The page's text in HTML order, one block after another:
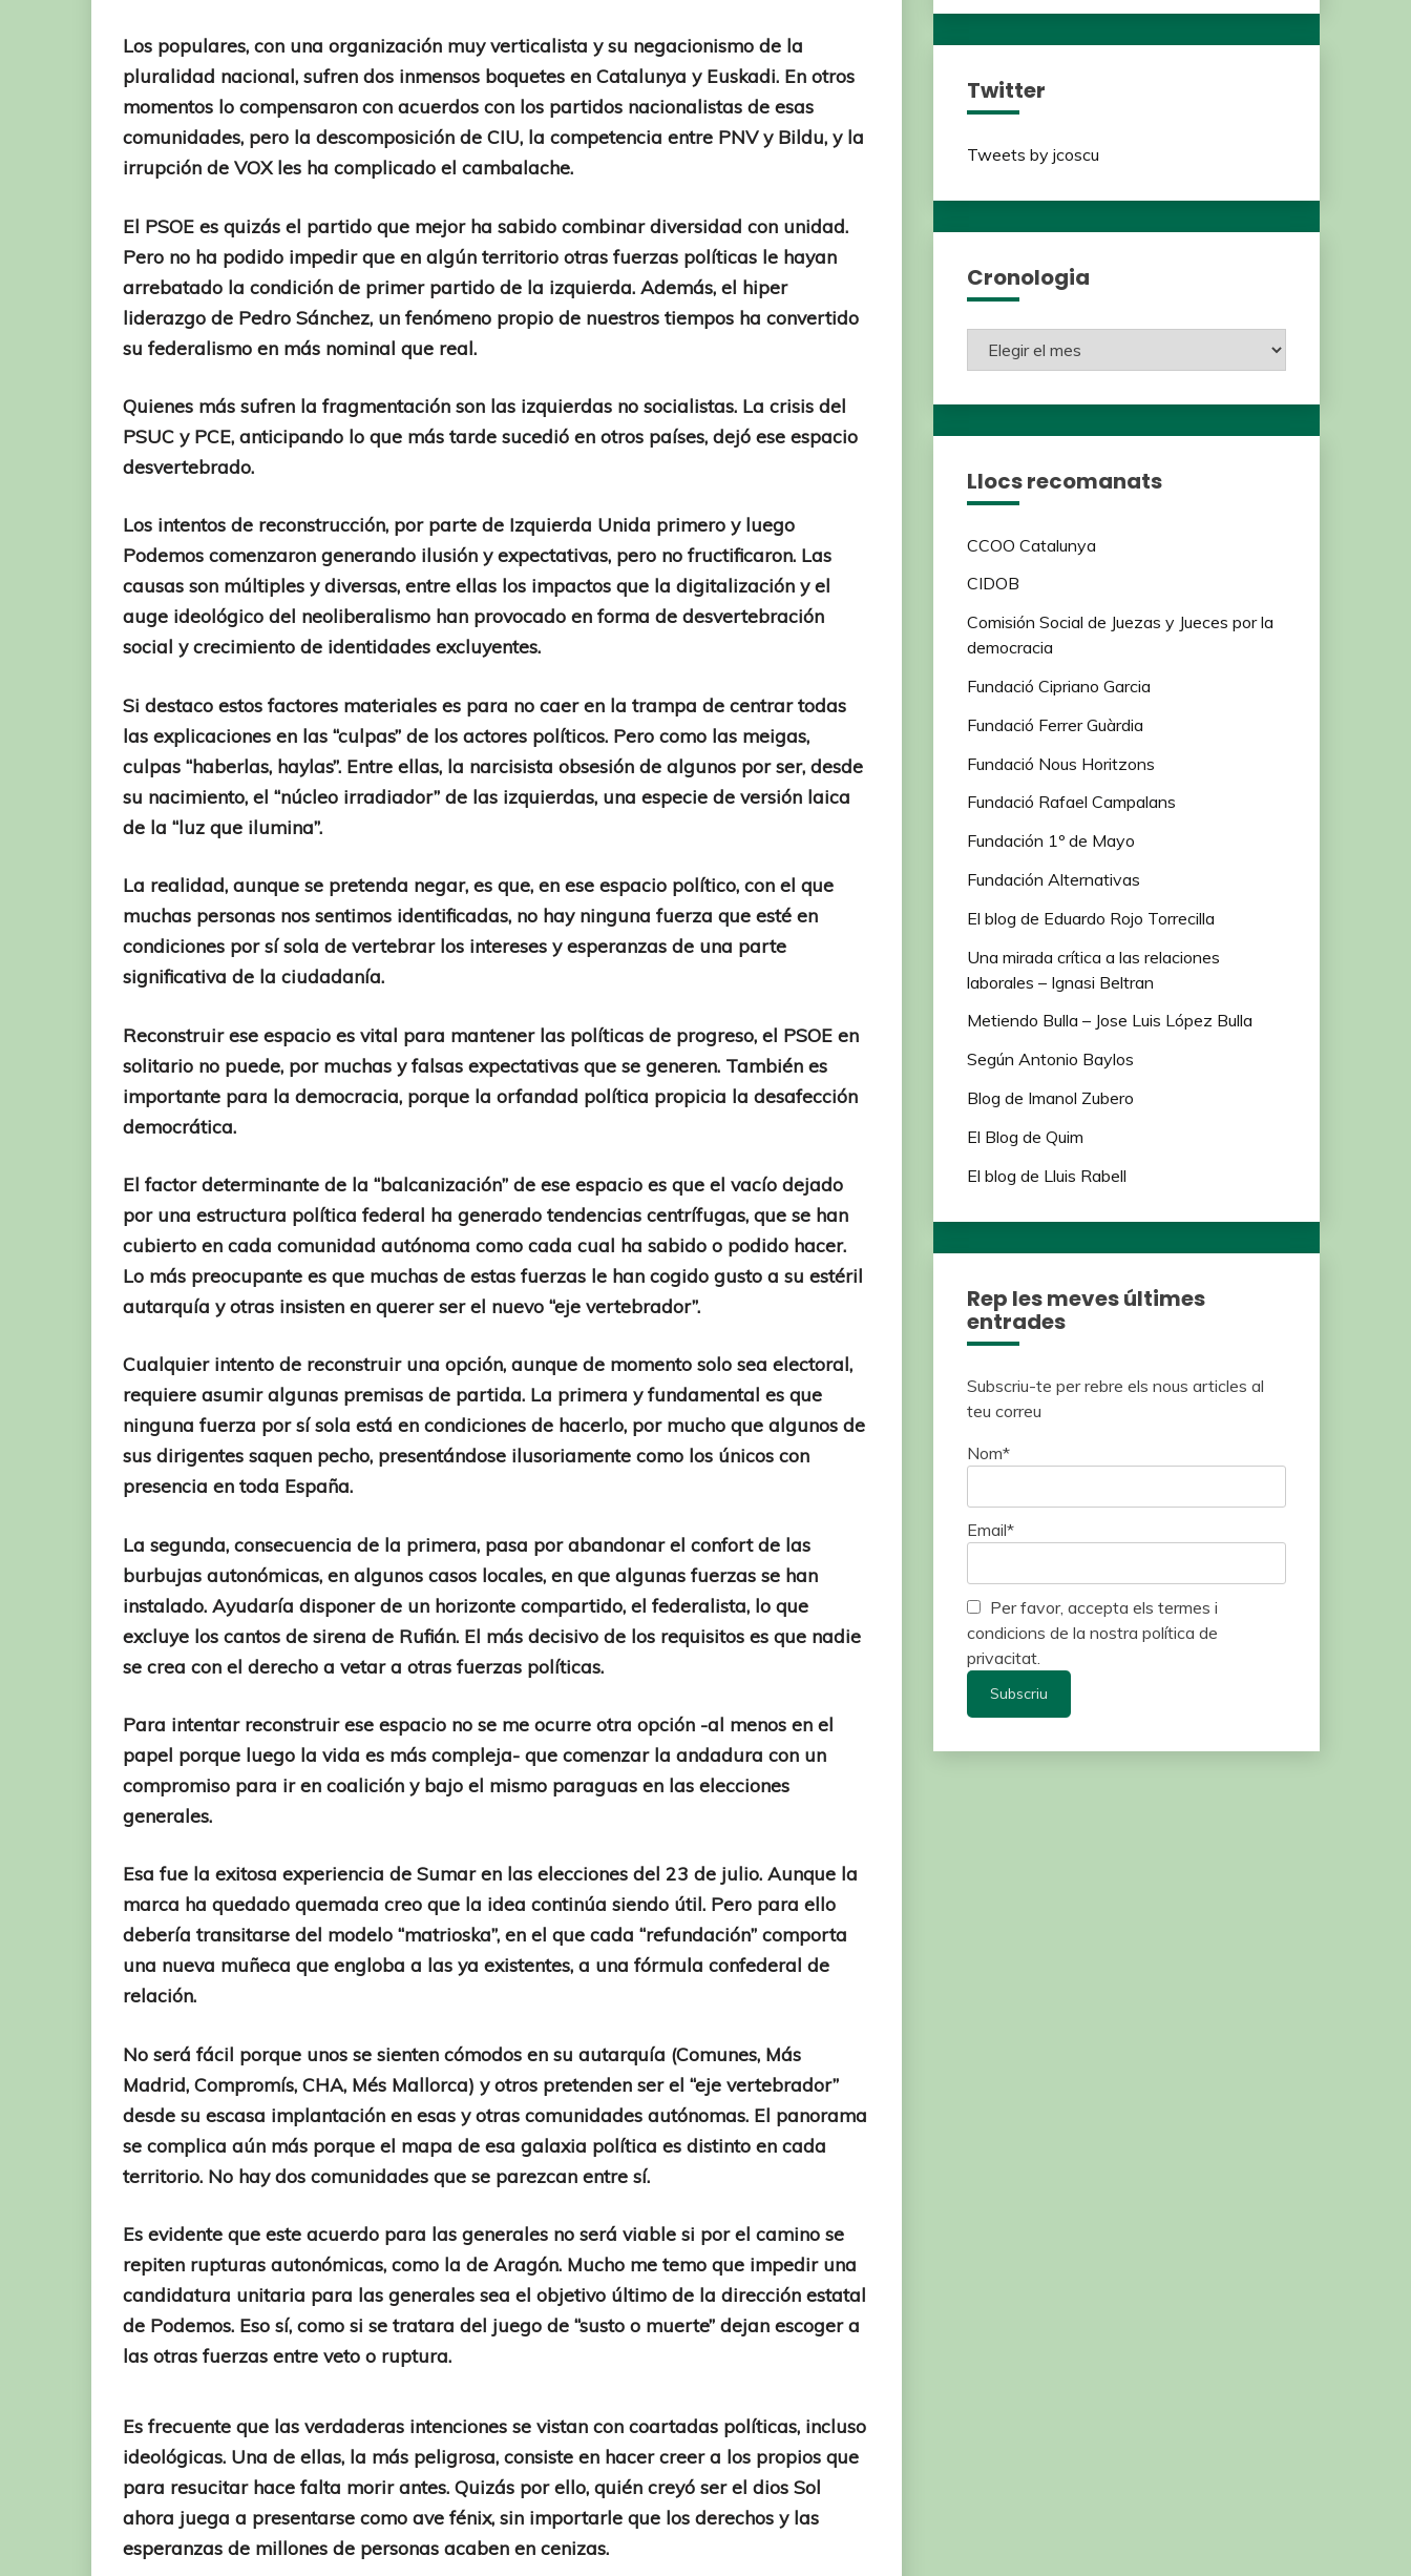
Los populares, con una organización muy verticalista y su negacionismo de la
pluralidad nacional, sufren dos inmensos boquetes en Catalunya y Euskadi. En otros
momentos lo compensaron con acuerdos con los partidos nacionalistas de esas
comunidades, pero la descomposición de CIU, la competencia entre PNV y Bildu, y la
irrupción de VOX les ha complicado el cambalache.
El PSOE es quizás el partido que mejor ha sabido combinar diversidad con unidad.
Pero no ha podido impedir que en algún territorio otras fuerzas políticas le hayan
arrebatado la condición de primer partido de la izquierda. Además, el hiper
liderazgo de Pedro Sánchez, un fenómeno propio de nuestros tiempos ha convertido
su federalismo en más nominal que real.
Quienes más sufren la fragmentación son las izquierdas no socialistas. La crisis del
PSUC y PCE, anticipando lo que más tarde sucedió en otros países, dejó ese espacio
desvertebrado.
Los intentos de reconstrucción, por parte de Izquierda Unida primero y luego
Podemos comenzaron generando ilusión y expectativas, pero no fructificaron. Las
causas son múltiples y diversas, entre ellas los impactos que la digitalización y el
auge ideológico del neoliberalismo han provocado en forma de desvertebración
social y crecimiento de identidades excluyentes.
Si destaco estos factores materiales es para no caer en la trampa de centrar todas
las explicaciones en las “culpas” de los actores políticos. Pero como las meigas,
culpas “haberlas, haylas”. Entre ellas, la narcisista obsesión de algunos por ser, desde
su nacimiento, el “núcleo irradiador” de las izquierdas, una especie de versión laica
de la “luz que ilumina”.
La realidad, aunque se pretenda negar, es que, en ese espacio político, con el que
muchas personas nos sentimos identificadas, no hay ninguna fuerza que esté en
condiciones por sí sola de vertebrar los intereses y esperanzas de una parte
significativa de la ciudadanía.
Reconstruir ese espacio es vital para mantener las políticas de progreso, el PSOE en
solitario no puede, por muchas y falsas expectativas que se generen. También es
importante para la democracia, porque la orfandad política propicia la desafección
democrática.
El factor determinante de la “balcanización” de ese espacio es que el vacío dejado
por una estructura política federal ha generado tendencias centrífugas, que se han
cubierto en cada comunidad autónoma como cada cual ha sabido o podido hacer.
Lo más preocupante es que muchas de estas fuerzas le han cogido gusto a su estéril
autarquía y otras insisten en querer ser el nuevo “eje vertebrador”.
Cualquier intento de reconstruir una opción, aunque de momento solo sea electoral,
requiere asumir algunas premisas de partida. La primera y fundamental es que
ninguna fuerza por sí sola está en condiciones de hacerlo, por mucho que algunos de
sus dirigentes saquen pecho, presentándose ilusoriamente como los únicos con
presencia en toda España.
La segunda, consecuencia de la primera, pasa por abandonar el confort de las
burbujas autonómicas, en algunos casos locales, en que algunas fuerzas se han
instalado. Ayudaría disponer de un horizonte compartido, el federalista, lo que
excluye los cantos de sirena de Rufián. El más decisivo de los requisitos es que nadie
se crea con el derecho a vetar a otras fuerzas políticas.
Para intentar reconstruir ese espacio no se me ocurre otra opción -al menos en el
papel porque luego la vida es más compleja- que comenzar la andadura con un
compromiso para ir en coalición y bajo el mismo paraguas en las elecciones
generales.
Esa fue la exitosa experiencia de Sumar en las elecciones del 23 de julio. Aunque la
marca ha quedado quemada creo que la idea continúa siendo útil. Pero para ello
debería transitarse del modelo “matrioska”, en el que cada “refundación” comporta
una nueva muñeca que engloba a las ya existentes, a una fórmula confederal de
relación.
No será fácil porque unos se sienten cómodos en su autarquía (Comunes, Más
Madrid, Compromís, CHA, Més Mallorca) y otros pretenden ser el “eje vertebrador”
desde su escasa implantación en esas y otras comunidades autónomas. El panorama
se complica aún más porque el mapa de esa galaxia política es distinto en cada
territorio. No hay dos comunidades que se parezcan entre sí.
Es evidente que este acuerdo para las generales no será viable si por el camino se
repiten rupturas autonómicas, como la de Aragón. Mucho me temo que impedir una
candidatura unitaria para las generales sea el objetivo último de la dirección estatal
de Podemos. Eso sí, como si se tratara del juego de “susto o muerte” dejan escoger a
las otras fuerzas entre veto o ruptura.
Es frecuente que las verdaderas intenciones se vistan con coartadas políticas, incluso
ideológicas. Una de ellas, la más peligrosa, consiste en hacer creer a los propios que
para resucitar hace falta morir antes. Quizás por ello, quién creyó ser el dios Sol
ahora juega a presentarse como ave fénix, sin importarle que los derechos y las
esperanzas de millones de personas acaben en cenizas.
Twitter
Tweets by jcoscu
Cronologia
Llocs recomanats
CCOO Catalunya
CIDOB
Comisión Social de Juezas y Jueces por la
democracia
Fundació Cipriano Garcia
Fundació Ferrer Guàrdia
Fundació Nous Horitzons
Fundació Rafael Campalans
Fundación 1º de Mayo
Fundación Alternativas
El blog de Eduardo Rojo Torrecilla
Una mirada crítica a las relaciones
laborales – Ignasi Beltran
Metiendo Bulla – Jose Luis López Bulla
Según Antonio Baylos
Blog de Imanol Zubero
El Blog de Quim
El blog de Lluis Rabell
Rep les meves últimes
entrades
Subscriu-te per rebre els nous articles al
teu correu
Nom*
Email*
Per favor, accepta els termes i
condicions de la nostra política de
privacitat.